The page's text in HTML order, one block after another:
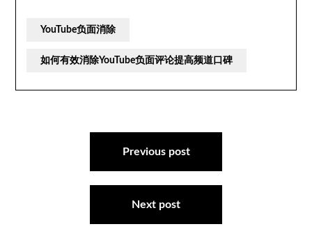
YouTube负面消除
如何有效消除YouTube负面评论提高频道口碑
Previous post
Next post